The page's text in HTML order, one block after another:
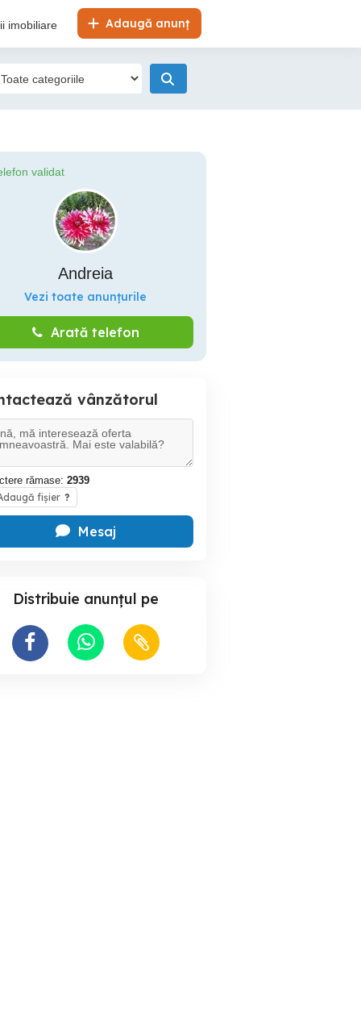
Adaugă anunț
imobiliare
validat
Andreia
Vezi toate anunțurile
Arată telefon
vânzătorul
rămase: 2939
fișier ?
Mesaj
Distribuie anunțul pe